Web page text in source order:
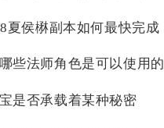
夏侯楙副本如何最快完成
些法师角色是可以使用的
是否承载着某种秘密